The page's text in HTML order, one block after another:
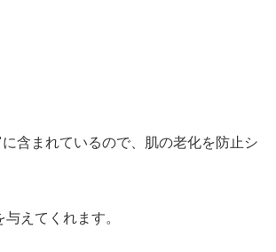
含まれているので、肌の老化を防止シ
えてくれます。